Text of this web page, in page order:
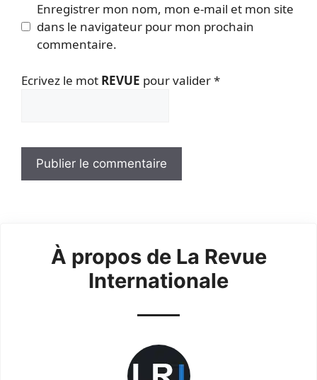
Enregistrer mon nom, mon e-mail et mon site
dans le navigateur pour mon prochain
commentaire.
Ecrivez le mot REVUE pour valider*
À propos de La Revue
Internationale